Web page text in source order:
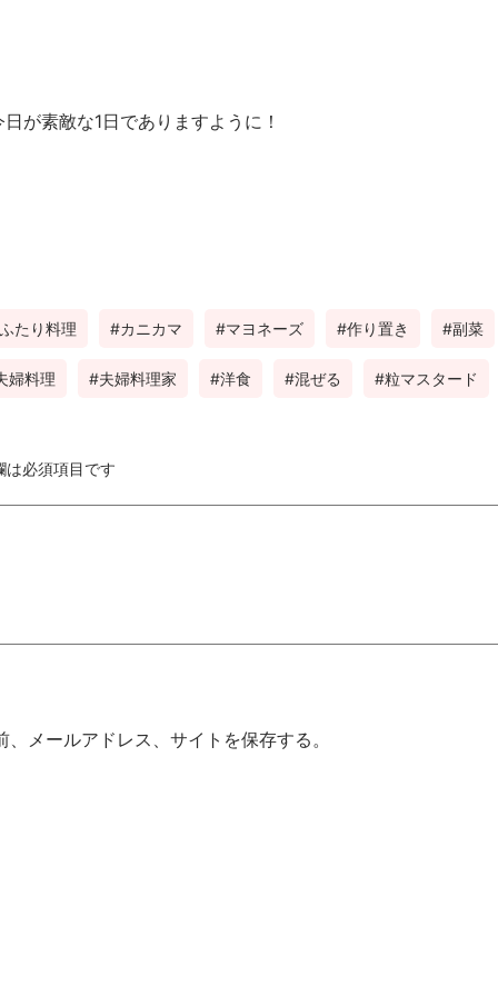
が素敵な1日でありますように！
ふたり料理 カニカマ マヨネーズ 作り置き 副菜
婦料理 夫婦料理家 洋食 混ぜる 粒マスタード
必須項目です
メールアドレス、サイトを保存する。